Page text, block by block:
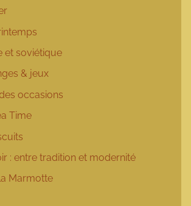
et soviétique
& jeux
occasions
Time
: entre tradition et modernité
Marmotte